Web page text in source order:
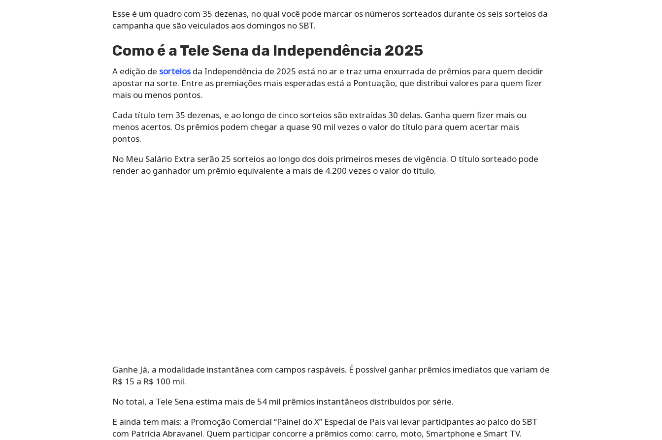
Esse é um quadro com 35 dezenas, no qual você pode marcar os números sorteados durante os seis sorteios da
campanha que são veiculados aos domingos no SBT.
Como é a Tele Sena da Independência 2025
A edição de sorteiosda Independência de 2025 está no ar e traz uma enxurrada de prêmios para quem decidir
apostar na sorte. Entre as premiações mais esperadas está a Pontuação, que distribui valores para quem fizer
mais ou menos pontos.
Cada título tem 35 dezenas, e ao longo de cinco sorteios são extraídas 30 delas. Ganha quem fizer mais ou
menos acertos. Os prêmios podem chegar a quase 90 mil vezes o valor do título para quem acertar mais
pontos.
No Meu Salário Extra serão 25 sorteios ao longo dos dois primeiros meses de vigência. O título sorteado pode
render ao ganhador um prêmio equivalente a mais de 4.200 vezes o valor do título.
Ganhe Já, a modalidade instantânea com campos raspáveis. É possível ganhar prêmios imediatos que variam de
R$ 15 a R$ 100 mil.
No total, a Tele Sena estima mais de 54 mil prêmios instantâneos distribuídos por série.
E ainda tem mais: a Promoção Comercial “Painel do X” Especial de Pais vai levar participantes ao palco do SBT
com Patrícia Abravanel. Quem participar concorre a prêmios como: carro, moto, Smartphone e Smart TV.